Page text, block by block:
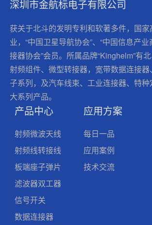
深圳市金航标电子有限公司
获关于北斗的发明专利和软著多件，国
业，“中国卫星导航协会”、“中国信息产业
接器协会”会员。所属品牌“Kinghelm”有北
射频组件、微型转接器，宽带数据连接
子系列，及汽车线束、工业连接器、特
大系列产品。
产品中心
射频微波天线
射频线转接线
板端座子弹片
滤波器双工器
信号开关
数据连接器
应用方案
每日一品
应用案例
技术交流